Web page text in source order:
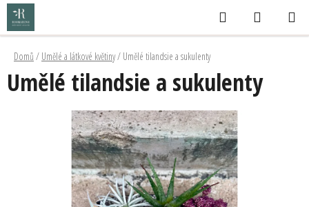
Přejít
obsah
Hledat
NÁKUPNÍ
KOŠÍK
Domů / Umělé a látkové květiny / Umělé tilandsie a sukulenty
Umělé tilandsie a sukulenty